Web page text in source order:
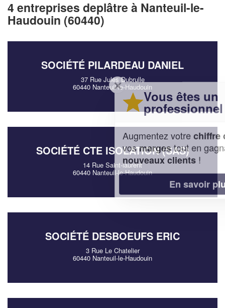
4 entreprises deplâtre à Nanteuil-le-
Haudouin (60440)
SOCIÉTÉ PILARDEAU DANIEL
37 Rue Jules Dubrulle
60440 Nanteuil-le-Haudouin
SOCIÉTÉ CTE ISOLATION (SAS)
14 Rue Saint-laurent
60440 Nanteuil-le-Haudouin
SOCIÉTÉ DESBOEUFS ERIC
3 Rue Le Chatelier
60440 Nanteuil-le-Haudouin
Vous êtes un
professionnel ?
Augmentez votrechiffre d'affaireset
vosmargestout en gagnant de
nouveaux clients!
En savoir plus